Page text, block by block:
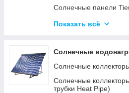
Солнечные панели
ИНВЕРТОРЫ -
Показать всё
Солнечные
Солнечные
Солнечные
трубки Heat Pipe)